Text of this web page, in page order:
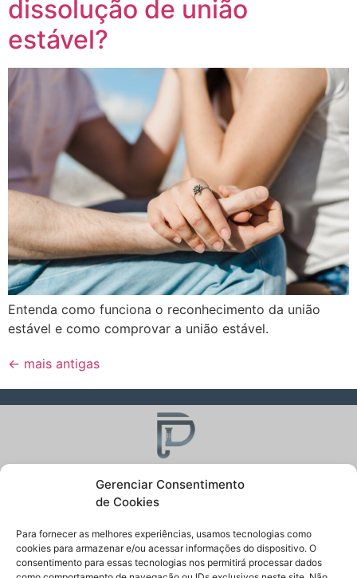
Gerenciar Consentimento
de Cookies
Para fornecer as melhores experiências, usamos tecnologias como
cookies para armazenar e/ou acessar informações do dispositivo. O
consentimento para essas tecnologias nos permitirá processar dados
dissolução de união
estável?
Entenda como funciona o reconhecimento da união
estável e como comprovar a união estável.
← mais antigas
Nossa missão como especialistas em Direito de Família e
Sucessões é guia-lo com segurança, garantindo e preservando
Horário de atendimento